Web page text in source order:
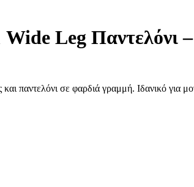
Leg Παντελόνι
παντελόνι σε φαρδιά γραμμή. Ιδανικό για